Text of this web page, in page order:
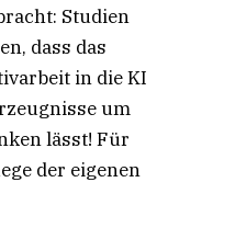
Studien
dass das
in die KI
um
lässt! Für
der eigenen